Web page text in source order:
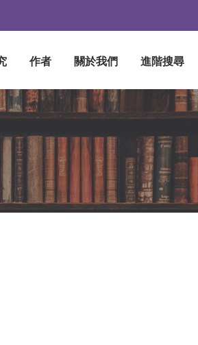
作者 關於我們 進階搜尋